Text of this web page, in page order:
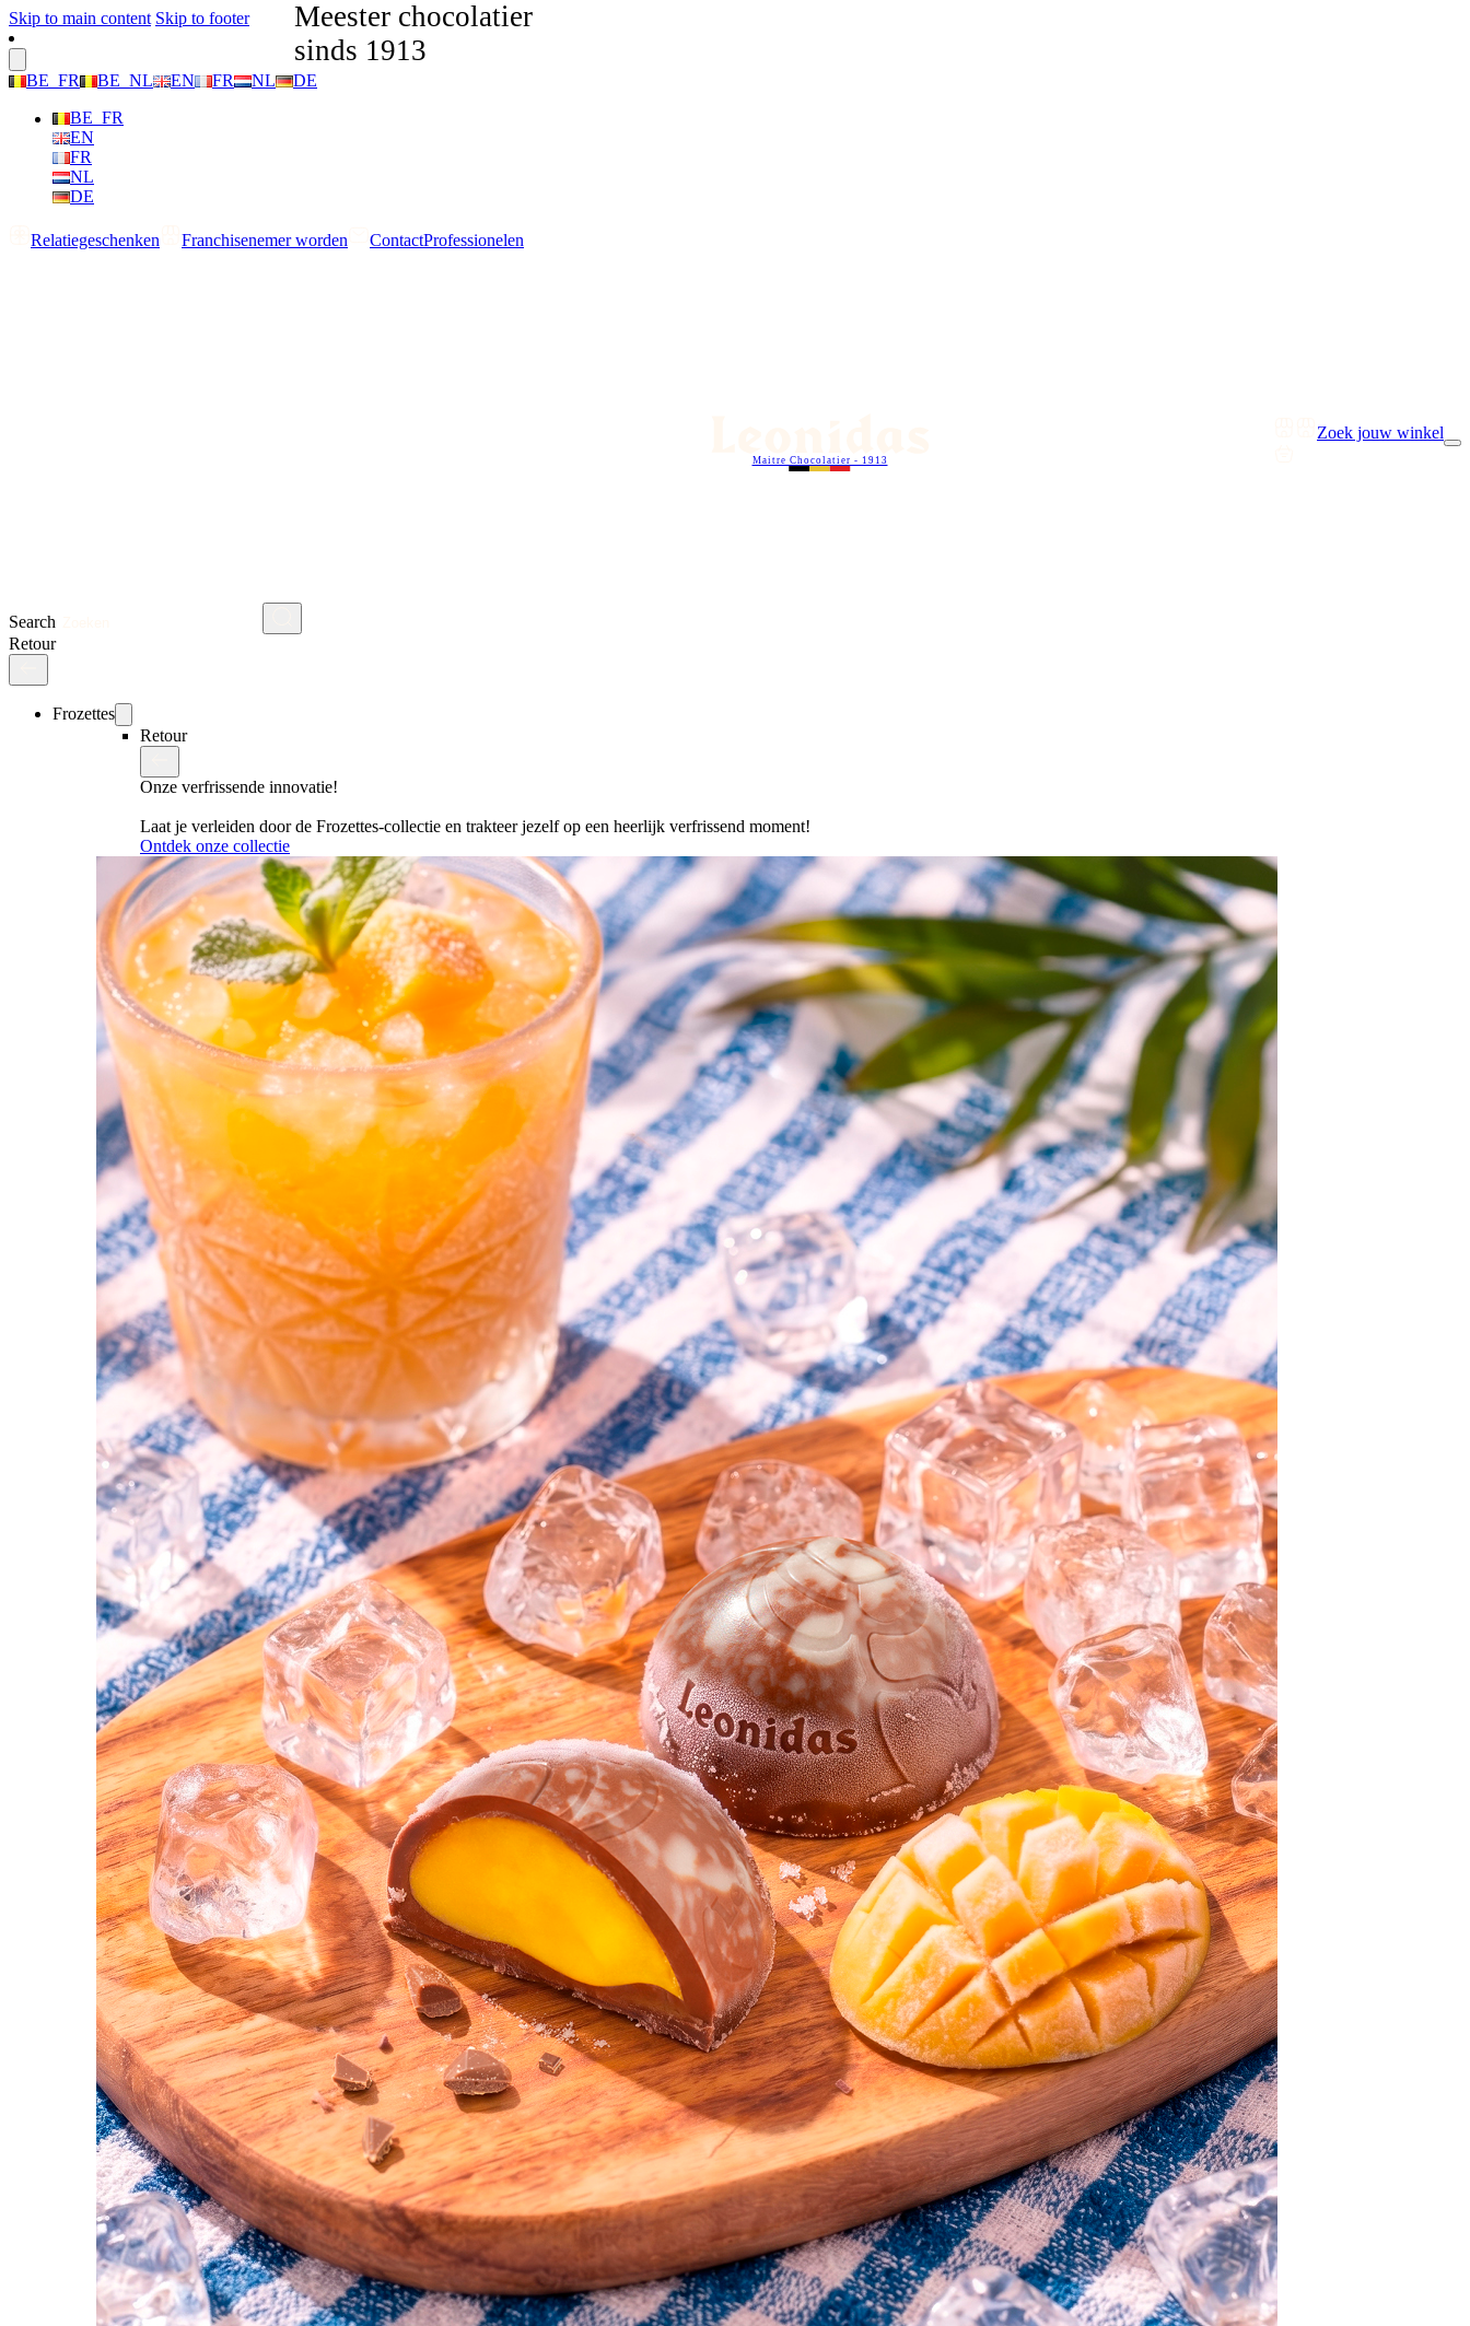
Skip to main content Skip to footer
BE_FR BE_NL EN FR NL
DE
BE_FR
EN
FR
NL
DE
Relatiegeschenken Franchisenemer worden ContactProfessionelen
Search
Maitre Chocolatier - 1913
Zoek jouw winkel
Retour
Frozettes
Retour
Onze verfrissende innovatie!
Laat je verleiden door de Frozettes-collectie en trakteer jezelf op een heerlijk verfrissend moment!
Ontdek onze collectie
Meester chocolatier
sinds 1913